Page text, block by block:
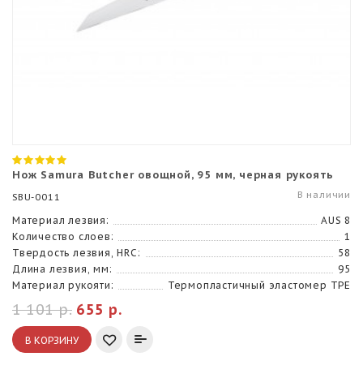
Нож Samura Butcher овощной, 95 мм, черная рукоять
SBU-0011 В наличии
Материал лезвия:
AUS 8
Количество слоев:
1
Твердость лезвия, HRC:
58
Длина лезвия, мм:
95
Материал рукояти:
Термопластичный эластомер TPE
655 р.
1 101 р.
В КОРЗИНУ